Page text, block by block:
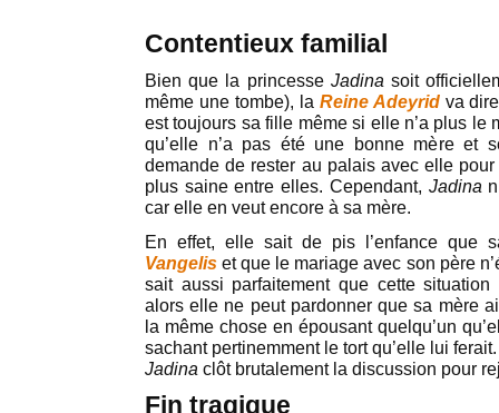
Contentieux familial
Bien que la princesse Jadina soit
même une tombe), la Reine Adeyridva
est toujours sa fille même si elle n’a plus le
qu’elle n’a pas été une bonne mère et
demande de rester au palais avec elle
plus saine entre elles. Cependant, Jadina
car elle en veut encore à sa mère.
En effet, elle sait de pis l’enfance que
Vangelis et que le mariage avec son père
sait aussi parfaitement que cette situation
alors elle ne peut pardonner que sa mère
la même chose en épousant quelqu’un
sachant pertinemment le tort qu’elle lui ferait.
Jadina clôt brutalement la discussion pour
Fin tragique